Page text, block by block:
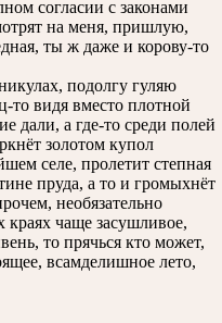
согласии с законами
на меня, пришлую,
ты ж даже и корову-то
подолгу гуляю
то видя вместо плотной
дали, а где-то среди полей
золотом купол
селе, пролетит степная
пруда, а то и громыхнёт
необязательно
краях чаще засушливое,
то прячься кто может,
всамделишное лето,